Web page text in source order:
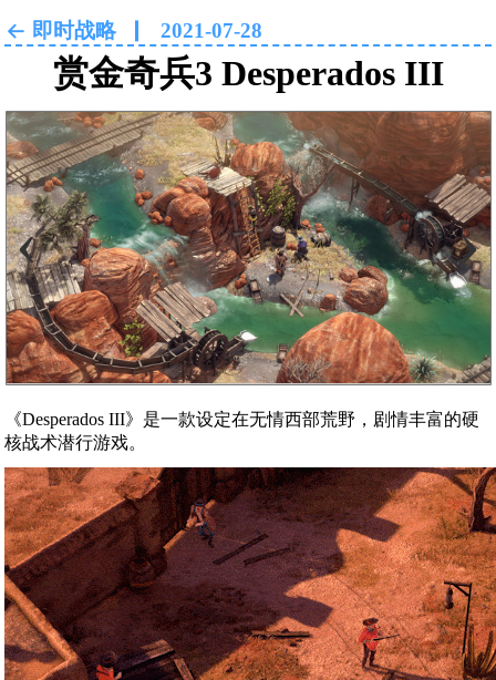
即时战略 2021-07-28
赏金奇兵3 Desperados III
‹ ›
《Desperados III》是一款设定在无情西部荒野，剧情丰富的硬
核战术潜行游戏。